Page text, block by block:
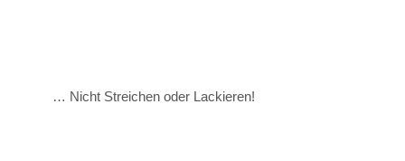
… Nicht Streichen oder Lackieren!